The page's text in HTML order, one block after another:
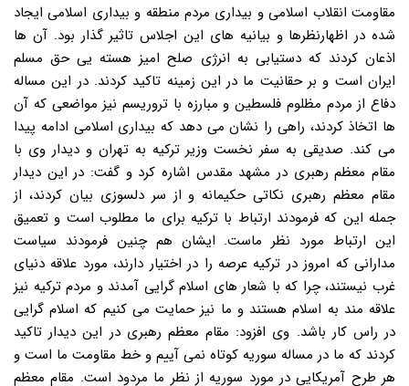
مقاومت انقلاب اسلامی و بیداری مردم منطقه و بیداری اسلامی ایجاد
شده در اظهارنظرها و بیانیه های این اجلاس تاثیر گذار بود. آن ها
اذعان کردند که دستیابی به انرژی صلح امیز هسته یی حق مسلم
ایران است و بر حقانیت ما در این زمینه تاکید کردند. در این مساله
دفاع از مردم مظلوم فلسطین و مبارزه با تروریسم نیز مواضعی که آن
ها اتخاذ کردند، راهی را نشان می دهد که بیداری اسلامی ادامه پیدا
می کند. صدیقی به سفر نخست وزیر ترکیه به تهران و دیدار وی با
مقام معظم رهبری در مشهد مقدس اشاره کرد و گفت: در این دیدار
مقام معظم رهبری نکاتی حکیمانه و از سر دلسوزی بیان کردند، از
جمله این که فرمودند ارتباط با ترکیه برای ما مطلوب است و تعمیق
این ارتباط مورد نظر ماست. ایشان هم چنین فرمودند سیاست
مدارانی که امروز در ترکیه عرصه را در اختیار دارند، مورد علاقه دنیای
غرب نیستند، چرا که با شعار های اسلام گرایی آمدند و مردم ترکیه نیز
علاقه مند به اسلام هستند و ما نیز حمایت می کنیم که اسلام گرایی
در راس کار باشد. وی افزود: مقام معظم رهبری در این دیدار تاکید
کردند که ما در مساله سوریه کوتاه نمی آییم و خط مقاومت ما است و
هر طرح آمریکایی در مورد سوریه از نظر ما مردود است. مقام معظم